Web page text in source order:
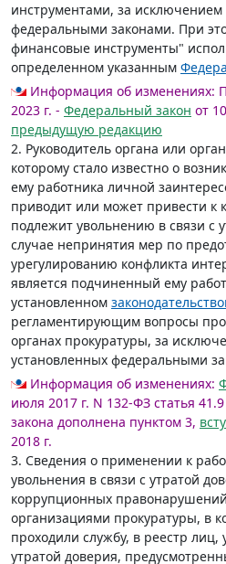
инструментами, за исключением
федеральными законами. При
финансовые инструменты"
определенном указанным
Информация об изменениях:
2023 г. - Федеральный закон от
предыдущую редакцию
2. Руководитель органа или
которому стало известно о
ему работника личной
приводит или может привести к
подлежит увольнению в связи с
случае непринятия мер по
урегулированию конфликта
является подчиненный ему
установленном
регламентирующим вопросы
органах прокуратуры, за
установленных федеральными
Информация об изменениях:
июля 2017 г. N 132-ФЗ статья
закона дополнена пунктом 3,
2018 г.
3. Сведения о применении к
увольнения в связи с утратой
коррупционных
организациями прокуратуры, в
проходили службу, в реестр лиц,
утратой доверия,